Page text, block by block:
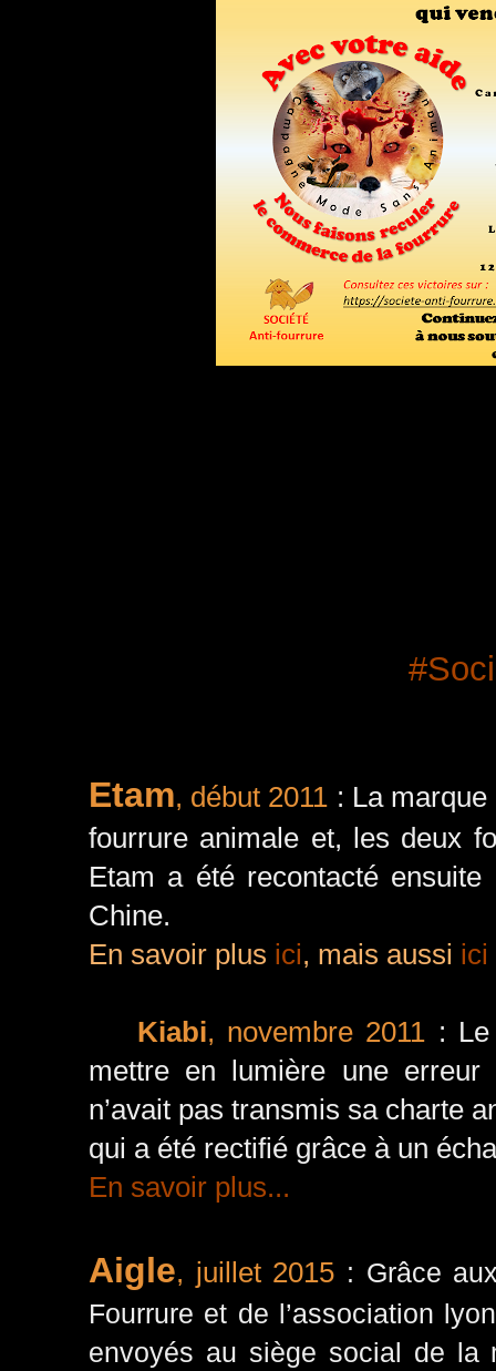
Etam, début 2011 : La
fourrure animale et, les deux
Etam a été recontacté
Chine.
En savoir plus ici, mais aussi ici
Kiabi, novembre 2011 :
mettre en lumière une
n’avait pas transmis sa charte
qui a été rectifié grâce à un
En savoir plus...
Aigle, juillet 2015 : Grâce
Fourrure et de l’association
envoyés au siège social de la